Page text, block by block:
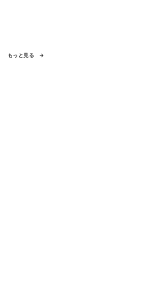
もっと見る